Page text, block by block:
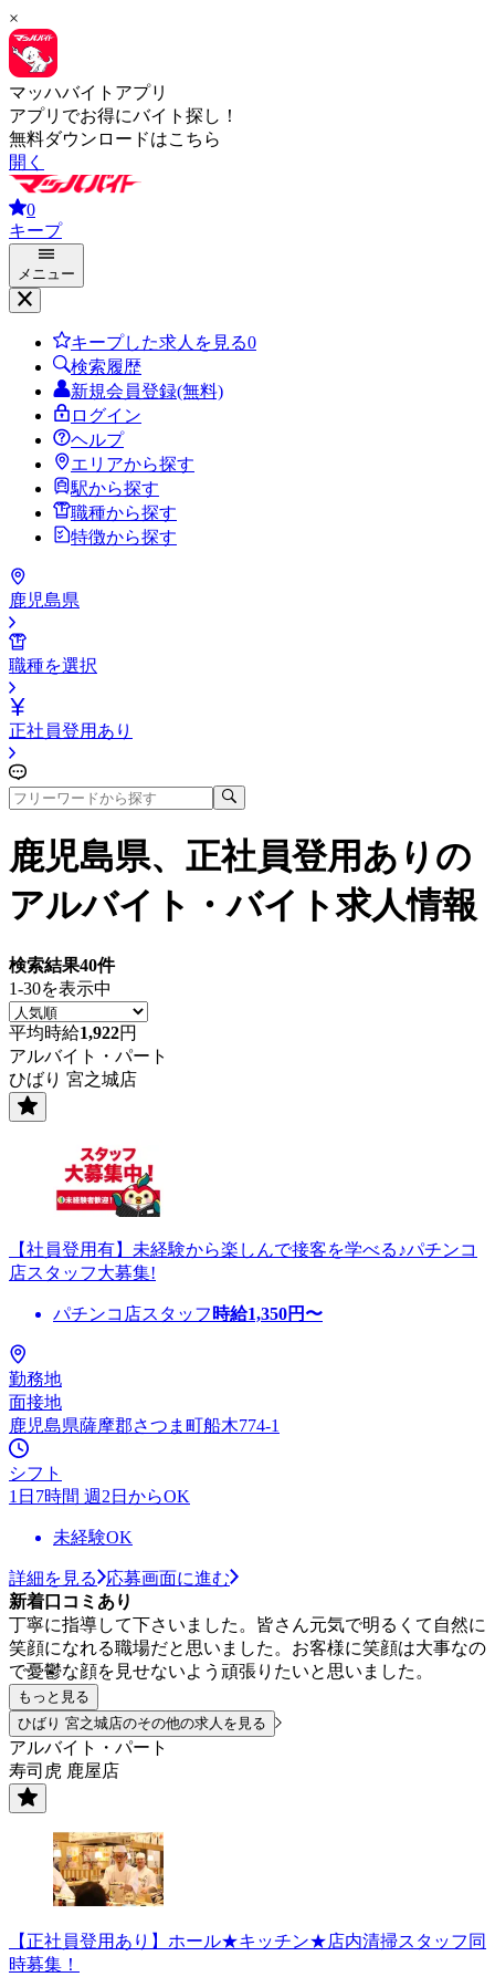
×
マッハバイトアプリ
アプリでお得にバイト探し！
無料ダウンロードはこちら
開く
0
キープ
メニュー
キープした求人を見る0
検索履歴
新規会員登録(無料)
ログイン
ヘルプ
エリアから探す
駅から探す
職種から探す
特徴から探す
鹿児島県
職種を選択
正社員登用あり
鹿児島県、正社員登用あり の
アルバイト・バイト求人情報
検索結果40件
1-30を表示中
平均時給1,922円
アルバイト・パート
ひばり 宮之城店
【社員登用有】未経験から楽しんで接客を学べる♪パチンコ
店スタッフ大募集!
パチンコ店スタッフ 時給1,350円〜
勤務地
面接地
鹿児島県薩摩郡さつま町船木774-1
シフト
1日7時間 週2日からOK
未経験OK
詳細を見る
応募画面に進む
新着口コミあり
丁寧に指導して下さいました。皆さん元気で明るくて自然に
笑顔になれる職場だと思いました。お客様に笑顔は大事なの
で憂鬱な顔を見せないよう頑張りたいと思いました。
もっと見る
ひばり 宮之城店のその他の求人を見る
アルバイト・パート
寿司虎 鹿屋店
【正社員登用あり】ホール★キッチン★店内清掃スタッフ同
時募集！